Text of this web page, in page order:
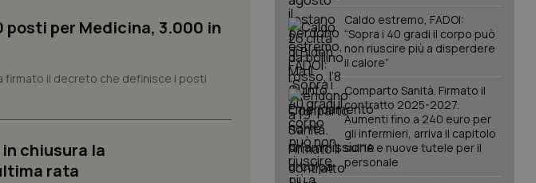
per Medicina, 3.000 in
firmato il decreto che definisce i posti
chiusura la
rata
Caldo estremo, FADOI:
“Sopra i 40 gradi il corpo può
non riuscire più a disperdere
il calore”
Comparto Sanità. Firmato il
contratto 2025-2027.
Aumenti fino a 240 euro per
gli infermieri, arriva il capitolo
sull'IA e nuove tutele per il
personale
funzionalità di base quali la navigazione sulle pagine
correttamente senza questi cookie.
scelte di consenso e privacy dell'utente per la loro
interazione con il sito. Registra i dati sul consenso
del visitatore riguardo a varie politiche e